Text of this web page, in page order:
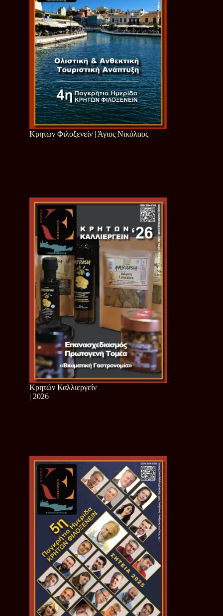
Κρητών Φιλοξενείν | Άγιος Νικόλαος
Κρητών Καλλιεργείν
| 2026